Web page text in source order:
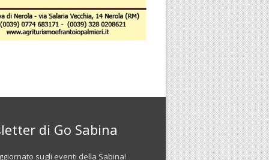
di Go Sabina
sugli eventi della Sabina!